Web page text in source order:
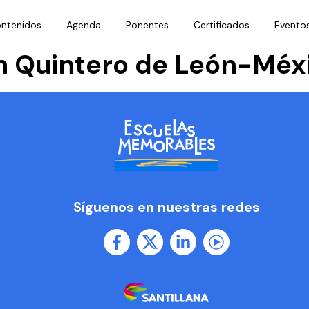
Agenda Ponentes Certificados
Quintero de León-
Síguenos en nuestras redes